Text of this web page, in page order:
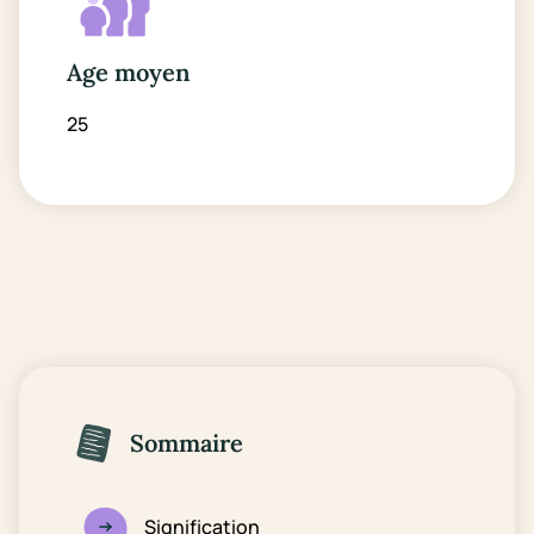
Age moyen
25
Sommaire
Signification